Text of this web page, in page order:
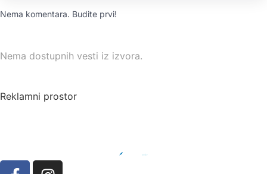
Nema komentara. Budite prvi!
Nema dostupnih vesti iz izvora.
Reklamni prostor